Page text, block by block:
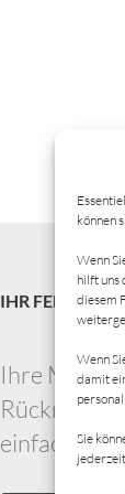
können
Wenn
hilft uns
diesem
Wenn
damit
Sie
IHR FEEDBACK
Ihre
einfach